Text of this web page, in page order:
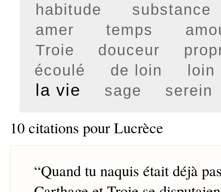
habitude
substance
amer
temps
Troie
douceur
écoulé
de loin loin
la vie sage serein
10 citations pour Lucrèce
“Quand tu naquis était déjà